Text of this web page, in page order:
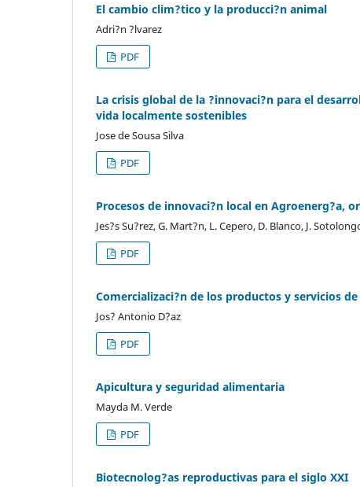
El cambio clim?tico y la producci?n animal
Adri?n ?lvarez
PDF
La crisis global de la ?innovaci?n para el
vida localmente sostenibles
Jose de Sousa Silva
PDF
Procesos de innovaci?n local en Agroenerg?a,
Jes?s Su?rez, G. Mart?n, L. Cepero, D. Blanco, J.
PDF
Comercializaci?n de los productos y servicios
Jos? Antonio D?az
PDF
Apicultura y seguridad alimentaria
Mayda M. Verde
PDF
Biotecnolog?as reproductivas para el siglo XXI